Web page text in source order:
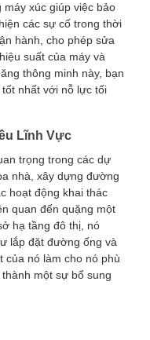
máy xúc giúp việc bảo
các sự cố trong thời
hành, cho phép sửa
suất của máy và
thông minh này, bạn
nhất với nỗ lực tối
Lĩnh Vực
trọng trong các dự
nhà, xây dựng đường
hoạt động khai thác
quan đến quặng một
hạ tầng đô thị, nó
lắp đặt đường ống và
của nó làm cho nó phù
một sự bổ sung